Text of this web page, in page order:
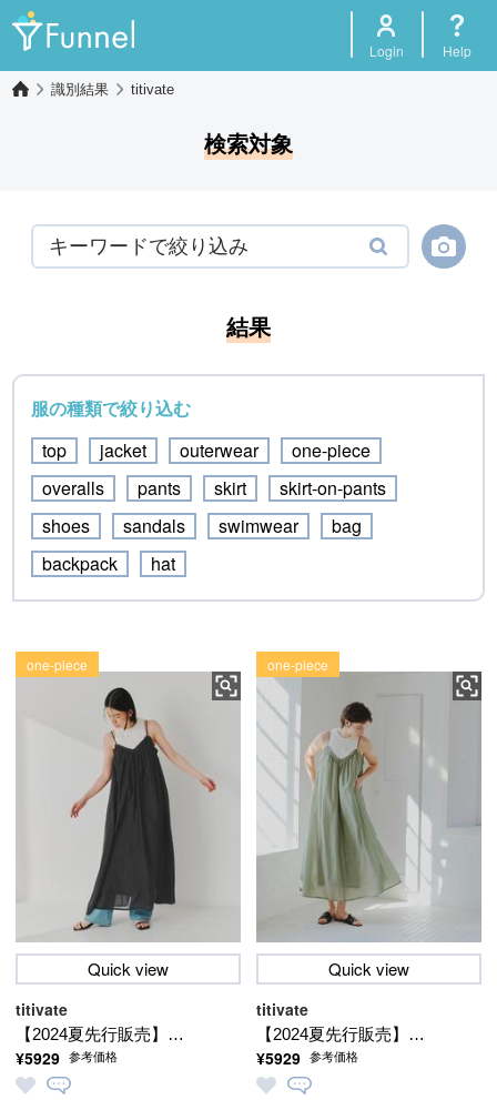
Login Help
識別結果 titivate
検索対象
結果
服の種類で絞り込む
top jacket outerwear
one-piece
overalls
pants skirt
skirt-on-pants
shoes
sandals swimwear
bag
backpack
hat
Quick view
【2024夏先行販売】★
フリルデザインキャミ
ソールワンピース
titivate
¥5929 参考価格
one-piece
Quick view
【2024夏先行販売】★
フリルデザインキャミ
ソールワンピース
titivate
¥5929 参考価格
one-piece